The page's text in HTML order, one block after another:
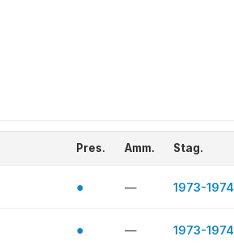
Pres. Amm. Stag.
● — 1973-1974
● — 1973-1974